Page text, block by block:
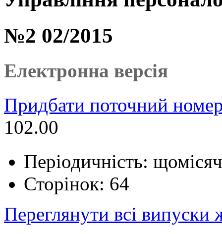
№2 02/2015
Електронна версія
Придбати поточний
102.00
Періодичність:
Сторінок: 64
Переглянути всі випуски